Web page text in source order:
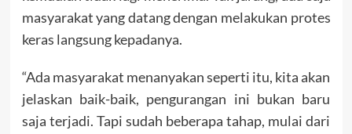
masyarakat yang datang dengan melakukan protes
keras langsung kepadanya.
“Ada masyarakat menanyakan seperti itu, kita akan
jelaskan baik-baik, pengurangan ini bukan baru
saja terjadi. Tapi sudah beberapa tahap, mulai dari